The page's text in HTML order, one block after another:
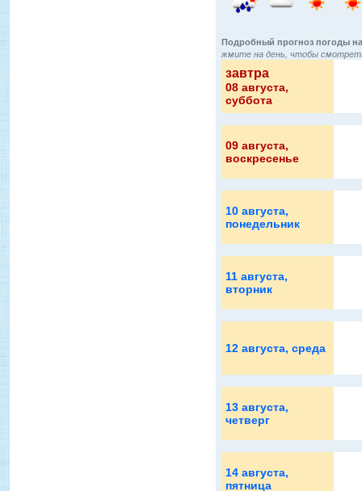
Подробный прогноз погоды
жмите на день, чтобы
завтра
08 августа,
суббота
09 августа,
воскресенье
10 августа,
понедельник
11 августа,
вторник
12 августа, среда
13 августа,
четверг
14 августа,
пятница